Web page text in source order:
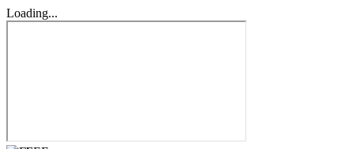
Loading...